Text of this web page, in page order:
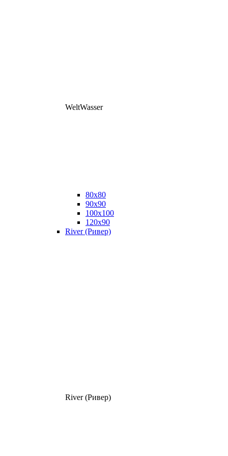
WeltWasser
80x80
90x90
100x100
120x90
River (Ривер)
River (Ривер)